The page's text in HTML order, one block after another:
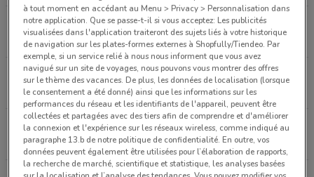
23 avenue Nelson Mandela / Square Molière Stains
622 m
39 rue de Bourgogne Paris
1.7 km
FERMÉ
59 bis avenue Simon Bolivar Paris
3.3 km
OUVERT
à tout moment en accédant au Menu > Privacy > Personnalisation dans
notre application. Que se passe-t-il si vous acceptez: Les publicités
visualisées dans l'application traiteront des sujets liés à votre historique
de navigation sur les plates-formes externes à Shopfully/Tiendeo. Par
exemple, si un service relié à nous nous informent que vous avez
navigué sur un site de voyages, nous pouvons vous montrer des offres
sur le thème des vacances. De plus, les données de localisation (lorsque
le consentement a été donné) ainsi que les informations sur les
performances du réseau et les identifiants de l'appareil, peuvent être
collectées et partagées avec des tiers afin de comprendre et d'améliorer
la connexion et l'expérience sur les réseaux wireless, comme indiqué au
paragraphe 13.b de notre politique de confidentialité. En outre, vos
données peuvent également être utilisées pour l’élaboration de rapports,
la recherche de marché, scientifique et statistique, les analyses basées